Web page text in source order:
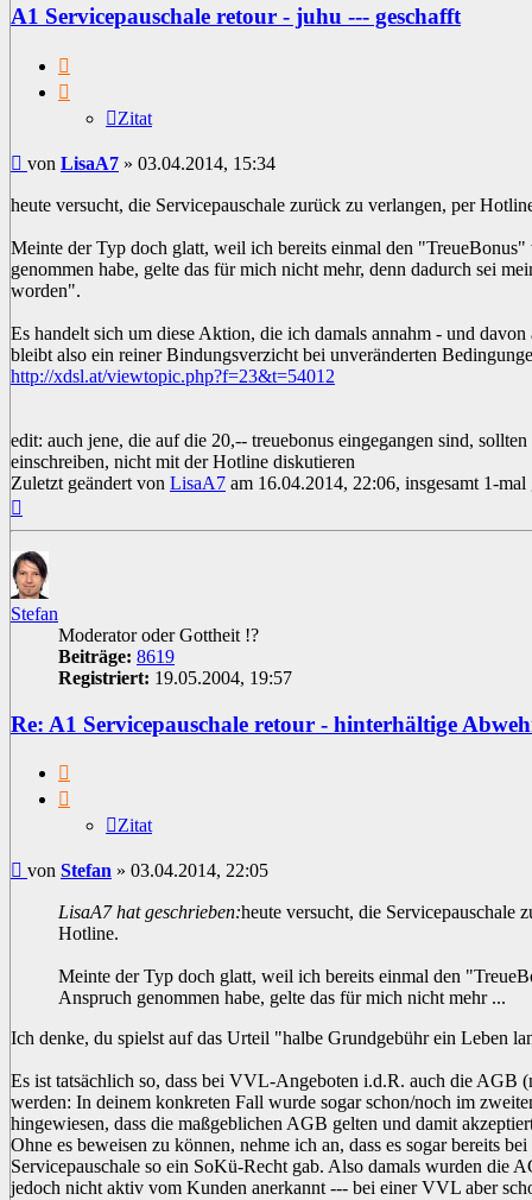
A1 Servicepauschale retour - juhu --- geschafft
Zitat
Beitrag
von LisaA7 » 03.04.2014, 15:34
heute versucht, die Servicepauschale zurück zu verlangen, per
Meinte der Typ doch glatt, weil ich bereits einmal den
genommen habe, gelte das für mich nicht mehr, denn dadurch sei
worden".
Es handelt sich um diese Aktion, die ich damals annahm - und davon
bleibt also ein reiner Bindungsverzicht bei unveränderten
http://xdsl.at/viewtopic.php?f=23&t=54012
edit: auch jene, die auf die 20,-- treuebonus eingegangen sind,
einschreiben, nicht mit der Hotline diskutieren
Zuletzt geändert von LisaA7 am 16.04.2014, 22:06, insgesamt 1-mal
Stefan
Moderator oder Gottheit !?
Beiträge: 8619
Registriert: 19.05.2004, 19:57
Re: A1 Servicepauschale retour - hinterhältige
Zitat
Beitrag
von Stefan » 03.04.2014, 22:05
LisaA7 hat geschrieben:heute versucht, die Servicepauschale
Hotline.
Meinte der Typ doch glatt, weil ich bereits einmal den
Anspruch genommen habe, gelte das für mich nicht mehr ...
Ich denke, du spielst auf das Urteil "halbe Grundgebühr ein Leben
Es ist tatsächlich so, dass bei VVL-Angeboten i.d.R. auch die AGB
werden: In deinem konkreten Fall wurde sogar schon/noch im
hingewiesen, dass die maßgeblichen AGB gelten und damit
Ohne es beweisen zu können, nehme ich an, dass es sogar bereits
Servicepauschale so ein SoKü-Recht gab. Also damals wurden die
jedoch nicht aktiv vom Kunden anerkannt --- bei einer VVL aber